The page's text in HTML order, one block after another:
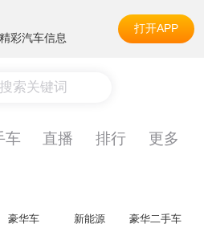
彩汽车信息
打开APP
搜索关键词
车 直播 排行 更多
豪华车 新能源 豪华二手车